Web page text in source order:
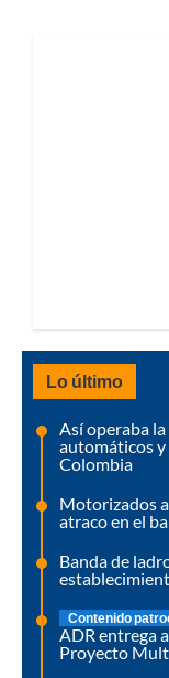
Lo último
Así operaba
automáticos y
Colombia
Motorizados
atraco en el
Banda de
Contenido
ADR entrega
Proyecto